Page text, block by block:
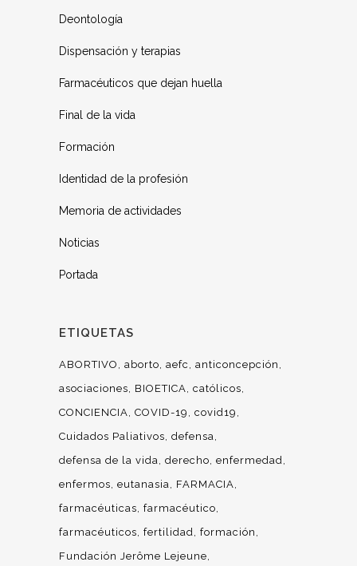
Deontología
Dispensación y terapias
Farmacéuticos que dejan huella
Final de la vida
Formación
Identidad de la profesión
Memoria de actividades
Noticias
Portada
ETIQUETAS
ABORTIVO aborto aefc
anticoncepción
asociaciones
BIOETICA católicos
CONCIENCIA COVID-19
covid19
Cuidados Paliativos defensa
defensa de la vida derecho enfermedad
enfermos eutanasia
FARMACIA
farmacéuticas farmacéutico
farmacéuticos fertilidad formación
Fundación Jerôme Lejeune